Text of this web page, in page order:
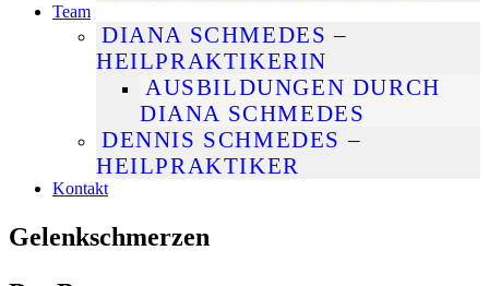
Team
DIANA SCHMEDES –
HEILPRAKTIKERIN
AUSBILDUNGEN DURCH
DIANA SCHMEDES
DENNIS SCHMEDES –
HEILPRAKTIKER
Kontakt
Gelenkschmerzen